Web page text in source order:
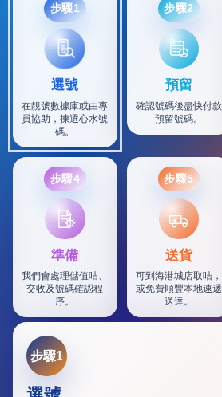
步驟1
選號
在靚號數據庫或由專
員協助，揀選心水號
碼。
步驟2
預留
確認號碼後盡快付款
預留號碼。
步驟4
準備
我們會處理儲值咭、
交收及號碼確認程
序。
步驟5
SF
送貨
可到海港城店取咭，
或免費順豐本地速遞
送達。
步驟1